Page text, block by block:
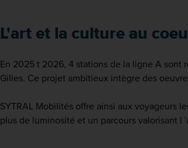
L'art et la culture au
En 2025 t 2026, 4 stations de la ligne A sont
Gilles. Ce projet ambitieux intègre des
SYTRAL Mobilités offre ainsi aux voyageurs
plus de luminosité et un parcours valorisant l